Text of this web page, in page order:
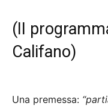
( II
Califano)
Una premessa: